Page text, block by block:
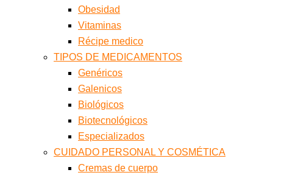
Obesidad
Vitaminas
Récipe medico
TIPOS DE MEDICAMENTOS
Genéricos
Galenicos
Biológicos
Biotecnológicos
Especializados
CUIDADO PERSONAL Y COSMÉTICA
Cremas de cuerpo